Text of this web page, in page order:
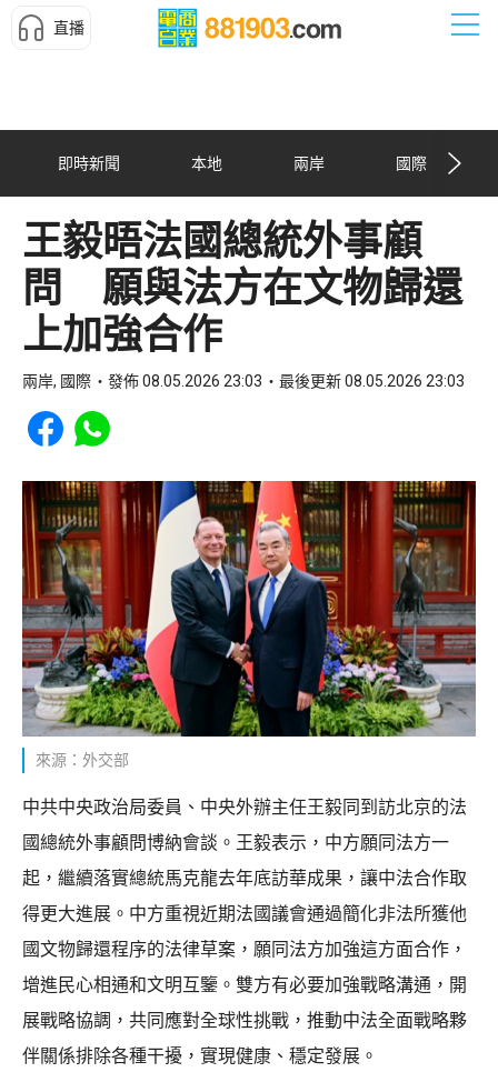
直播
即時新聞 本地 兩岸 國際
王毅晤法國總統外事顧
問 願與法方在文物歸還
上加強合作
兩岸, 國際 發佈 08.05.2026 23:03 最後更新 08.05.2026 23:03
Share to Facebook
Share to WhatsApp
來源：外交部
中共中央政治局委員、中央外辦主任王毅同到訪北京的法
國總統外事顧問博納會談。王毅表示，中方願同法方一
起，繼續落實總統馬克龍去年底訪華成果，讓中法合作取
得更大進展。中方重視近期法國議會通過簡化非法所獲他
國文物歸還程序的法律草案，願同法方加強這方面合作，
增進民心相通和文明互鑒。雙方有必要加強戰略溝通，開
展戰略協調，共同應對全球性挑戰，推動中法全面戰略夥
伴關係排除各種干擾，實現健康、穩定發展。